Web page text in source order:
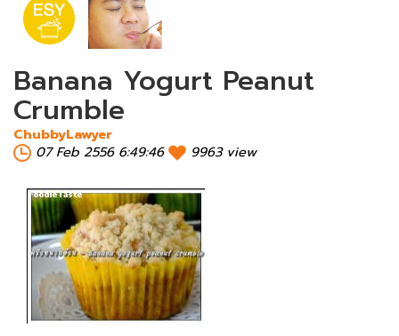
Banana Yogurt Peanut
Crumble
ChubbyLawyer
07 Feb 2556 6:49:46
9963 view